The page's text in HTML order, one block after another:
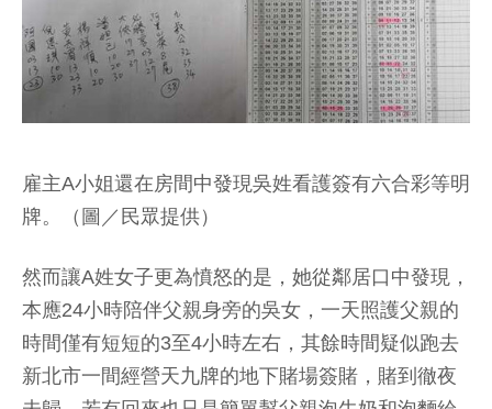
雇主A小姐還在房間中發現吳姓看護簽有六合彩等明
牌。（圖／民眾提供）
然而讓A姓女子更為憤怒的是，她從鄰居口中發現，
本應24小時陪伴父親身旁的吳女，一天照護父親的
時間僅有短短的3至4小時左右，其餘時間疑似跑去
新北市一間經營天九牌的地下賭場簽賭，賭到徹夜